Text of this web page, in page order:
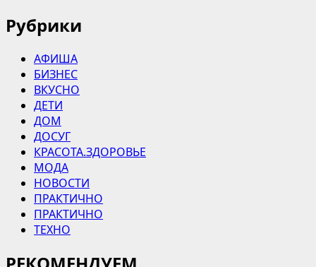
Рубрики
АФИША
БИЗНЕС
ВКУСНО
ДЕТИ
ДОМ
ДОСУГ
КРАСОТА.ЗДОРОВЬЕ
МОДА
НОВОСТИ
ПРАКТИЧНО
ПРАКТИЧНО
ТЕХНО